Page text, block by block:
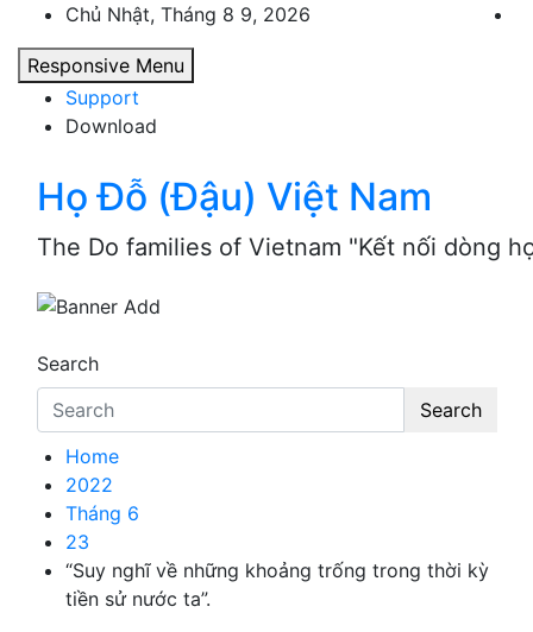
content
Chủ Nhật, Tháng 8 9, 2026
Responsive Menu
Support
Download
Họ Đỗ (Đậu) Việt Nam
The Do families of Vietnam "Kết nối dòng
Search
Search
Home
2022
Tháng 6
23
“Suy nghĩ về những khoảng trống trong thời kỳ
tiền sử nước ta”.